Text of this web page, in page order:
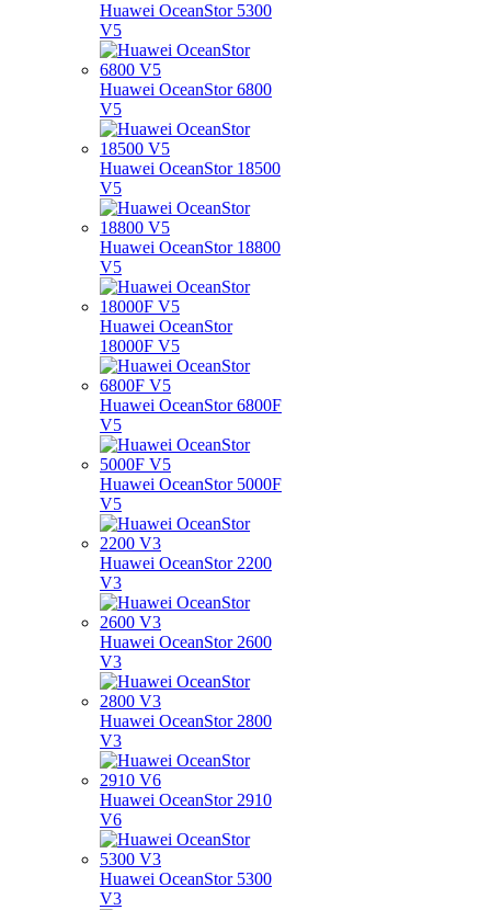
Huawei OceanStor 5300
V5
Huawei OceanStor 6800
V5
Huawei OceanStor 18500
V5
Huawei OceanStor 18800
V5
Huawei OceanStor
18000F V5
Huawei OceanStor 6800F
V5
Huawei OceanStor 5000F
V5
Huawei OceanStor 2200
V3
Huawei OceanStor 2600
V3
Huawei OceanStor 2800
V3
Huawei OceanStor 2910
V6
Huawei OceanStor 5300
V3